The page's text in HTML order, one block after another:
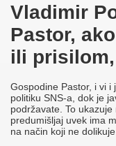
Vladimir
Pastor,
ili
Gospodine Pastor, i vi i
politiku SNS-a, dok je
podržavate. To
predumišljaj uvek ima
na način koji ne